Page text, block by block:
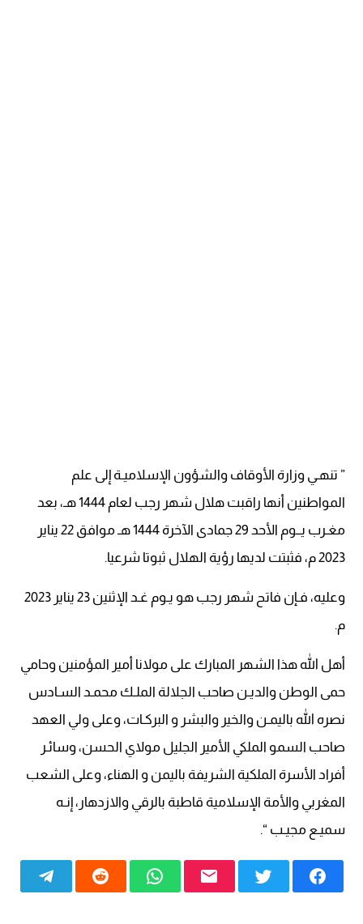
” تنهـي وزارة الأوقاف والشؤون الإسلاميـة إلى علم
المواطنين أنها راقبت هلال شهر رجب لعام 1444 هـ، بعد
مغـرب يــوم الأحد 29 جمادى الآخرة 1444 هـ موافق 22 يناير
2023 م، فثبتت لديها رؤية الهلال ثبوتا شرعيا.
وعليه، فـإن فاتح شهر رجب هو يـوم غـد الإثنين 23 يناير 2023
م.
أهل الله هذا الشهر المبارك على مولانا أمير المؤمنين وحامي
حمى الوطن والديـن صاحب الجلالة الملـك محمـد السـادس
نصره الله باليمـن والخير والبشر و البركـات، وعلى ولي العهد
صاحب السمو الملكي الأمير الجليل مولاي الحسن، وسائـر
أفراد الأسرة الملكية الشريفة باليمن و الهناء، وعلى الشعب
المغربي والأمة الإسلامية قاطبة بالرقي والازدهار، إنـه
سميـع مجيـب “.